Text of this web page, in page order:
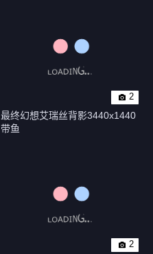
2
最终幻想艾瑞丝背影3440x1440
带鱼
2